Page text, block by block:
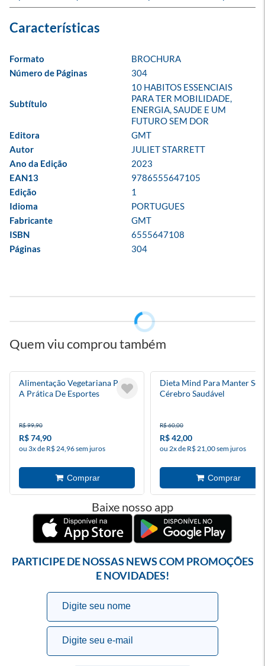
Formato
BROCHURA
Número de Páginas
304
Subtítulo
10 HABITOS ESSENCIAIS
PARA TER MOBILIDADE,
ENERGIA, SAUDE E UM
FUTURO SEM DOR
Editora
GMT
Autor
JULIET STARRETT
Ano da Edição
2023
EAN13
9786555647105
Edição
1
Idioma
PORTUGUES
Fabricante
GMT
ISBN
6555647108
Páginas
304
Quem viu comprou também
Alimentação Vegetariana Para
A Prática De Esportes
R$ 99,90
R$ 74,90
ou 3x de R$ 24,96 sem juros
Dieta Mind Para Manter Seu
Cérebro Saudável
R$ 60,00
R$ 42,00
ou 2x de R$ 21,00 sem juros
Baixe nosso app
PARTICIPE DE NOSSAS NEWS COM PROMOÇÕES
E NOVIDADES!